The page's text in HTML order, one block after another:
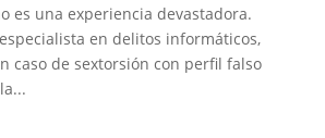
es una experiencia devastadora.
en delitos informáticos,
caso de sextorsión con perfil falso